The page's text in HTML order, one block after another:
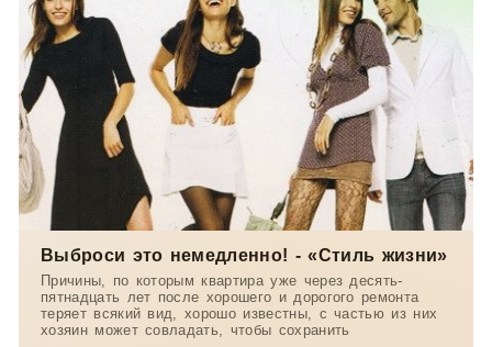
Выброси это немедленно! - «Стиль жизни»
Причины, по которым квартира уже через десять-
пятнадцать лет после хорошего и дорогого ремонта
теряет всякий вид, хорошо известны, с частью из них
хозяин может совладать, чтобы сохранить